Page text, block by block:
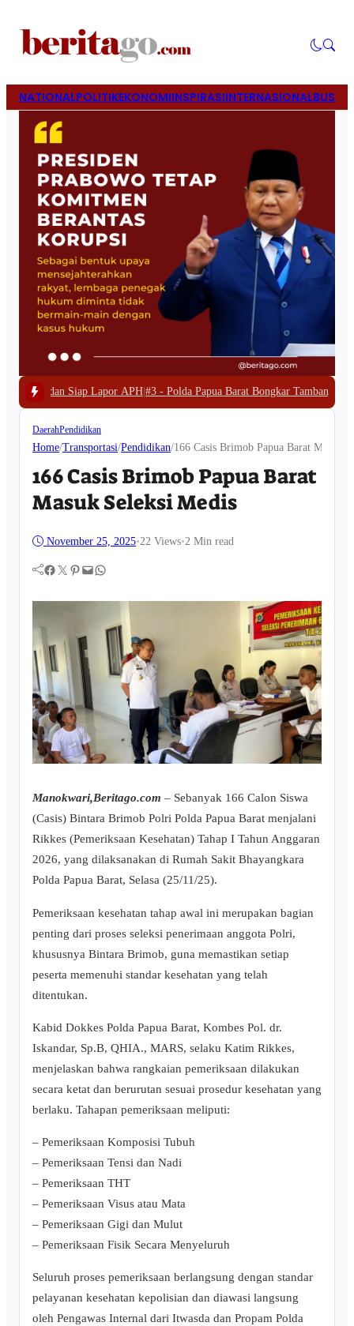
NATIONALPOLITIKEKONOMIINSPIRASIINTERNASIONAL
APH|#3 -Polda Papua Barat Bongkar Tambang Emas Ilegal di Waserawi,
DaerahPendidikan
Home/Transportasi/Pendidikan/166 Casis Brimob Papua Barat Masuk
166 Casis Brimob Papua Barat
Masuk Seleksi Medis
November 25, 2025•22 Views•2 Min read
Facebook Twitter Pinterest Mail WhatsApp
Manokwari,Beritago.com – Sebanyak 166 Calon Siswa
(Casis) Bintara Brimob Polri Polda Papua Barat menjalani
Rikkes (Pemeriksaan Kesehatan) Tahap I Tahun Anggaran
2026, yang dilaksanakan di Rumah Sakit Bhayangkara
Polda Papua Barat, Selasa (25/11/25).
Pemeriksaan kesehatan tahap awal ini merupakan bagian
penting dari proses seleksi penerimaan anggota Polri,
khususnya Bintara Brimob, guna memastikan setiap
peserta memenuhi standar kesehatan yang telah
ditentukan.
Kabid Dokkes Polda Papua Barat, Kombes Pol. dr.
Iskandar, Sp.B, QHIA., MARS, selaku Katim Rikkes,
menjelaskan bahwa rangkaian pemeriksaan dilakukan
secara ketat dan berurutan sesuai prosedur kesehatan yang
berlaku. Tahapan pemeriksaan meliputi:
– Pemeriksaan Komposisi Tubuh
– Pemeriksaan Tensi dan Nadi
– Pemeriksaan THT
– Pemeriksaan Visus atau Mata
– Pemeriksaan Gigi dan Mulut
– Pemeriksaan Fisik Secara Menyeluruh
Seluruh proses pemeriksaan berlangsung dengan standar
pelayanan kesehatan kepolisian dan diawasi langsung
oleh Pengawas Internal dari Itwasda dan Propam Polda